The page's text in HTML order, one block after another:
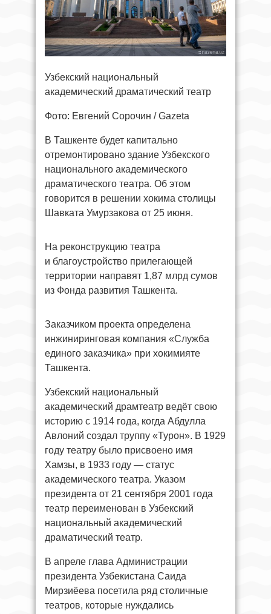
Узбекский национальный
академический драматический театр
Фото: Евгений Сорочин / Gazeta
В Ташкенте будет капитально
отремонтировано здание Узбекского
национального академического
драматического театра. Об этом
говорится в решении хокима столицы
Шавката Умурзакова от 25 июня.
На реконструкцию театра
и благоустройство прилегающей
территории направят 1,87 млрд сумов
из Фонда развития Ташкента.
Заказчиком проекта определена
инжиниринговая компания «Служба
единого заказчика» при хокимияте
Ташкента.
Узбекский национальный
академический драмтеатр ведёт свою
историю с 1914 года, когда Абдулла
Авлоний создал труппу «Турон». В 1929
году театру было присвоено имя
Хамзы, в 1933 году — статус
академического театра. Указом
президента от 21 сентября 2001 года
театр переименован в Узбекский
национальный академический
драматический театр.
В апреле глава Администрации
президента Узбекистана Саида
Мирзиёева посетила ряд столичные
театров, которые нуждались